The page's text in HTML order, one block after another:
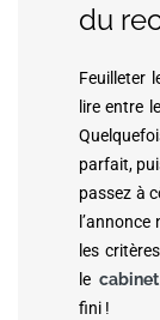
du
Feuilleter
lire entre
parfait,
passez à
les
le
fini !